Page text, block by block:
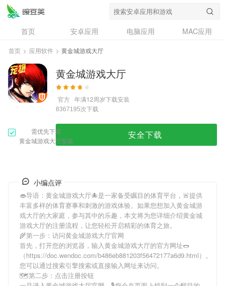
首页 安卓应用 电脑应用
MAC应用
资讯
专题
问答
首页 > 应用软件 > 黄金城游戏大厅
黄金城游戏大厅
官方 年满12周岁下载安装
8367195次下载
需优先下载
黄金城游戏大厅安装
安全下载
小编点评
👄导语： 黄金城游戏大厅🐙是一家备受瞩目的体育平台，🚨提供
丰富多样的体育赛事和刺激的游戏体验。如果您想加入黄金城游
戏大厅的大家庭，参与其中的乐趣，本文将为您详细介绍黄金城
游戏大厅的注册流程，让您轻松开启精彩的体育之旅。
🌾第一步：访问黄金城游戏大厅官网
首先，打开您的浏览器，输入黄金城游戏大厅的官方网址🌭
（https://doc.wendoc.com/b486eb881203f56472177a6d9.html）。
您可以通过搜索引擎搜索或直接输入网址来访问。
🗺第二步：点击注册按钮